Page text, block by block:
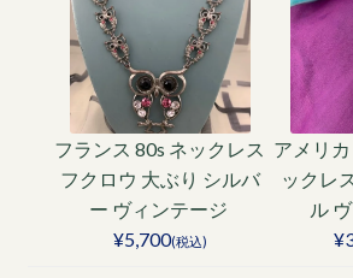
フランス 80s ネックレス
フクロウ 大ぶり シルバ
ー ヴィンテージ
¥5,700(税込)
アメリ
ックレ
ル